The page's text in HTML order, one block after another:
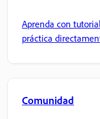
Aprenda con
práctica
Comunidad